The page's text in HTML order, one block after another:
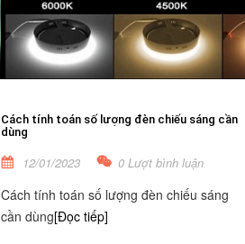
Cách tính toán số lượng đèn chiếu sáng cần
dùng
12/01/2023 0 Lượt bình luận
Cách tính toán số lượng đèn chiếu sáng
cần dùng[Đọc tiếp]